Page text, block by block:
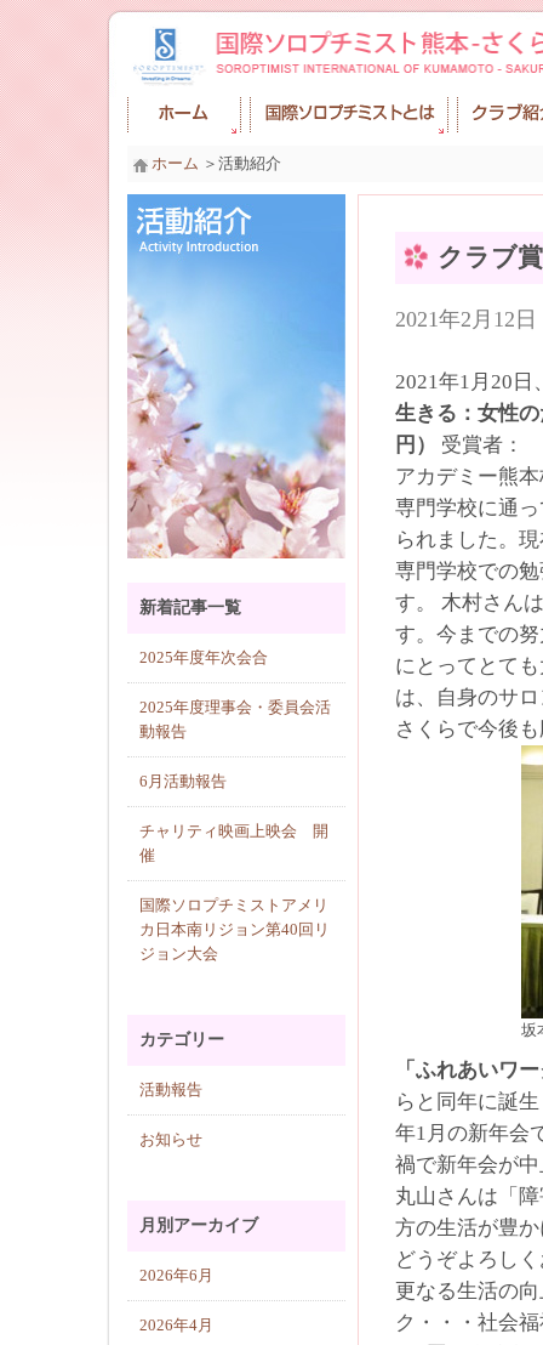
ホーム ＞活動紹介
クラブ
2021年2月12
2021年1月20
生きる：女性
円）
受賞者：
アカデミー熊
専門学校に通
られました。
専門学校での
す。 木村さん
す。今までの
にとってとて
は、自身のサ
さくらで今後
坂
「ふれあいワ
らと同年に誕
年1月の新年会
禍で新年会が
丸山さんは「
方の生活が豊
どうぞよろし
更なる生活の
ク・・・社会
新着記事一覧
2025年度年次会合
2025年度理事会・委員会活
動報告
6月活動報告
チャリティ映画上映会 開
催
国際ソロプチミストアメリ
カ日本南リジョン第40回リ
ジョン大会
カテゴリー
活動報告
お知らせ
月別アーカイブ
2026年6月
2026年4月